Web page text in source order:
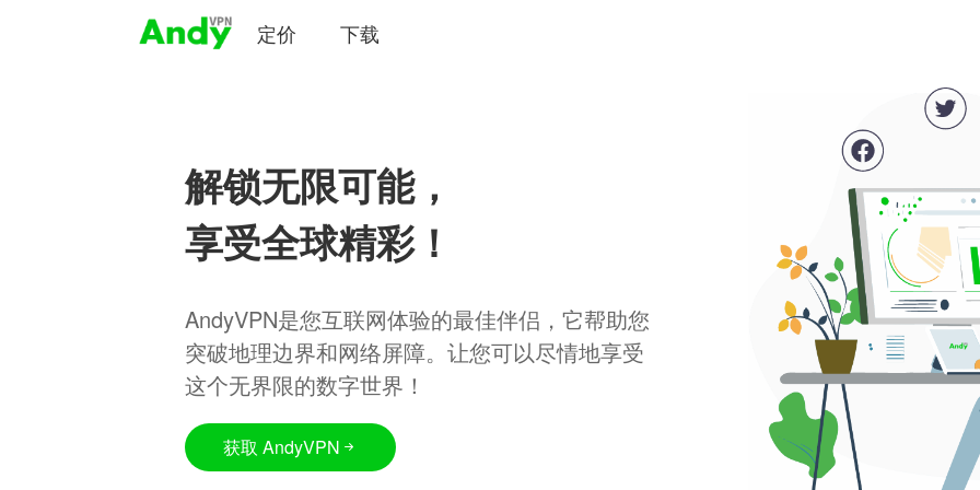
定价 下载
解锁无限可能，
享受全球精彩！
AndyVPN是您互联网体验的最佳伴侣，它帮助您
突破地理边界和网络屏障。让您可以尽情地享受
这个无界限的数字世界！
获取 AndyVPN